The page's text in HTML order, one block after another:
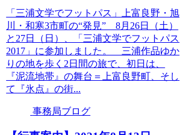
「三浦文学でフットパス」上富良野・旭
川・和寒3市町の“発見” 8月26日（土）
と27日（日）、「三浦文学でフットパス
2017」に参加しました。 三浦作品ゆか
りの地を歩く2日間の旅で、初日は、
『泥流地帯』の舞台＝上富良野町、そし
て『氷点』の街...
事務局ブログ